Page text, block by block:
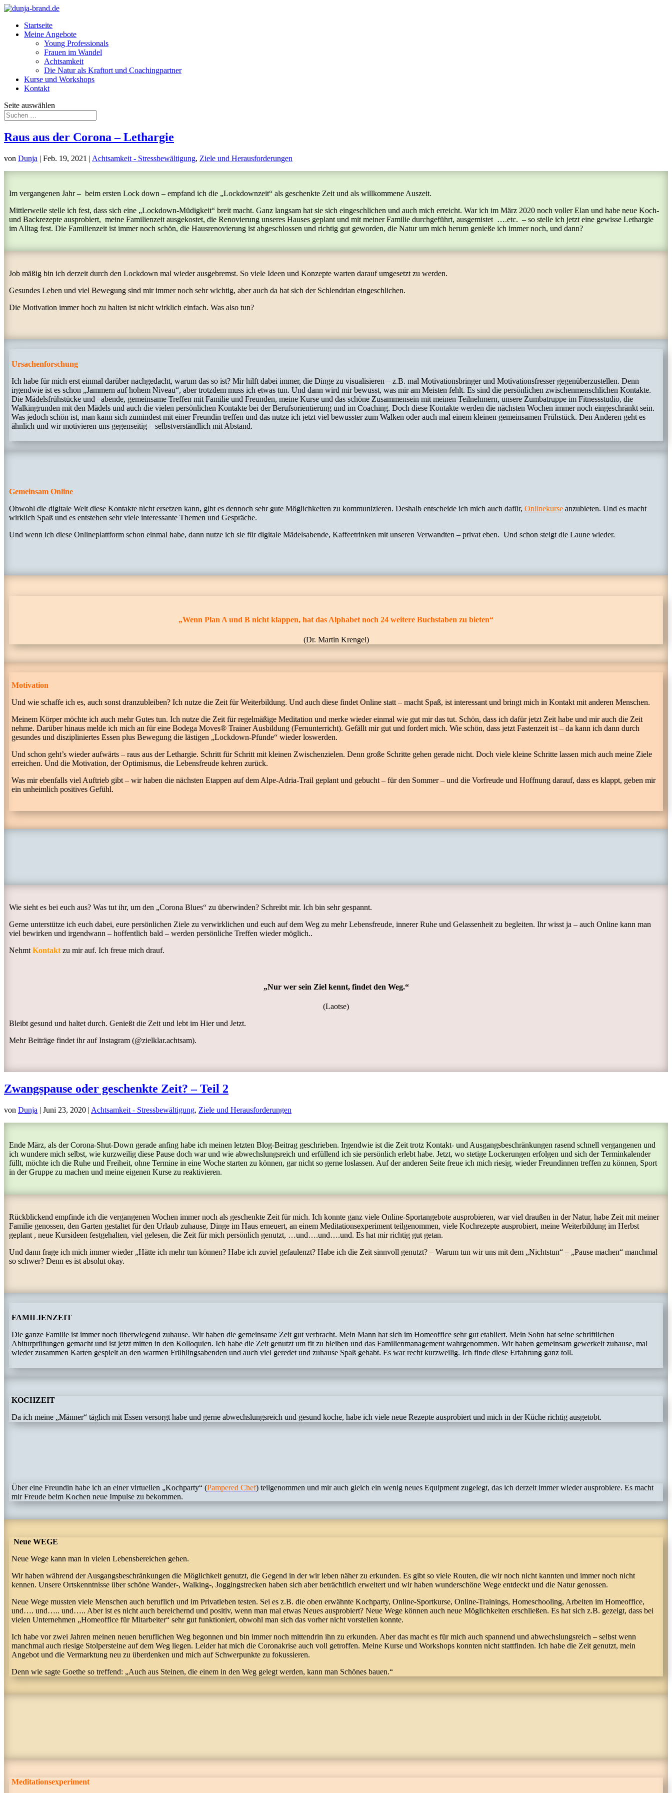
Startseite
Meine Angebote
Young Professionals
Frauen im Wandel
Achtsamkeit
Die Natur als Kraftort und Coachingpartner
Kurse und Workshops
Kontakt
Seite auswählen
Raus aus der Corona – Lethargie
von Dunja | Feb. 19, 2021 | Achtsamkeit - Stressbewältigung, Ziele und Herausforderungen
Im vergangenen Jahr – beim ersten Lock down – empfand ich die „Lockdownzeit“ als geschenkte Zeit und als willkommene Auszeit.
Mittlerweile stelle ich fest, dass sich eine „Lockdown-Müdigkeit“ breit macht. Ganz langsam hat sie sich eingeschlichen und auch mich erreicht. War ich im März 2020 noch voller Elan und habe neue Koch-
und Backrezepte ausprobiert, meine Familienzeit ausgekostet, die Renovierung unseres Hauses geplant und mit meiner Familie durchgeführt, ausgemistet ….etc. – so stelle ich jetzt eine gewisse Lethargie
im Alltag fest. Die Familienzeit ist immer noch schön, die Hausrenovierung ist abgeschlossen und richtig gut geworden, die Natur um mich herum genieße ich immer noch, und dann?
Job mäßig bin ich derzeit durch den Lockdown mal wieder ausgebremst. So viele Ideen und Konzepte warten darauf umgesetzt zu werden.
Gesundes Leben und viel Bewegung sind mir immer noch sehr wichtig, aber auch da hat sich der Schlendrian eingeschlichen.
Die Motivation immer hoch zu halten ist nicht wirklich einfach. Was also tun?
Ursachenforschung
Ich habe für mich erst einmal darüber nachgedacht, warum das so ist? Mir hilft dabei immer, die Dinge zu visualisieren – z.B. mal Motivationsbringer und Motivationsfresser gegenüberzustellen. Denn
irgendwie ist es schon „Jammern auf hohem Niveau“, aber trotzdem muss ich etwas tun. Und dann wird mir bewusst, was mir am Meisten fehlt. Es sind die persönlichen zwischenmenschlichen Kontakte.
Die Mädelsfrühstücke und –abende, gemeinsame Treffen mit Familie und Freunden, meine Kurse und das schöne Zusammensein mit meinen Teilnehmern, unsere Zumbatruppe im Fitnessstudio, die
Walkingrunden mit den Mädels und auch die vielen persönlichen Kontakte bei der Berufsorientierung und im Coaching. Doch diese Kontakte werden die nächsten Wochen immer noch eingeschränkt sein.
Was jedoch schön ist, man kann sich zumindest mit einer Freundin treffen und das nutze ich jetzt viel bewusster zum Walken oder auch mal einem kleinen gemeinsamen Frühstück. Den Anderen geht es
ähnlich und wir motivieren uns gegenseitig – selbstverständlich mit Abstand.
Gemeinsam Online
Obwohl die digitale Welt diese Kontakte nicht ersetzen kann, gibt es dennoch sehr gute Möglichkeiten zu kommunizieren. Deshalb entscheide ich mich auch dafür, Onlinekurse anzubieten. Und es macht
wirklich Spaß und es entstehen sehr viele interessante Themen und Gespräche.
Und wenn ich diese Onlineplattform schon einmal habe, dann nutze ich sie für digitale Mädelsabende, Kaffeetrinken mit unseren Verwandten – privat eben. Und schon steigt die Laune wieder.
„Wenn Plan A und B nicht klappen, hat das Alphabet noch 24 weitere Buchstaben zu bieten“
(Dr. Martin Krengel)
Motivation
Und wie schaffe ich es, auch sonst dranzubleiben? Ich nutze die Zeit für Weiterbildung. Und auch diese findet Online statt – macht Spaß, ist interessant und bringt mich in Kontakt mit anderen Menschen.
Meinem Körper möchte ich auch mehr Gutes tun. Ich nutze die Zeit für regelmäßige Meditation und merke wieder einmal wie gut mir das tut. Schön, dass ich dafür jetzt Zeit habe und mir auch die Zeit
nehme. Darüber hinaus melde ich mich an für eine Bodega Moves® Trainer Ausbildung (Fernunterricht). Gefällt mir gut und fordert mich. Wie schön, dass jetzt Fastenzeit ist – da kann ich dann durch
gesundes und diszipliniertes Essen plus Bewegung die lästigen „Lockdown-Pfunde“ wieder loswerden.
Und schon geht’s wieder aufwärts – raus aus der Lethargie. Schritt für Schritt mit kleinen Zwischenzielen. Denn große Schritte gehen gerade nicht. Doch viele kleine Schritte lassen mich auch meine Ziele
erreichen. Und die Motivation, der Optimismus, die Lebensfreude kehren zurück.
Was mir ebenfalls viel Auftrieb gibt – wir haben die nächsten Etappen auf dem Alpe-Adria-Trail geplant und gebucht – für den Sommer – und die Vorfreude und Hoffnung darauf, dass es klappt, geben mir
ein unheimlich positives Gefühl.
Wie sieht es bei euch aus? Was tut ihr, um den „Corona Blues“ zu überwinden? Schreibt mir. Ich bin sehr gespannt.
Gerne unterstütze ich euch dabei, eure persönlichen Ziele zu verwirklichen und euch auf dem Weg zu mehr Lebensfreude, innerer Ruhe und Gelassenheit zu begleiten. Ihr wisst ja – auch Online kann man
viel bewirken und irgendwann – hoffentlich bald – werden persönliche Treffen wieder möglich..
Nehmt Kontakt zu mir auf. Ich freue mich drauf.
„Nur wer sein Ziel kennt, findet den Weg.“
(Laotse)
Bleibt gesund und haltet durch. Genießt die Zeit und lebt im Hier und Jetzt.
Mehr Beiträge findet ihr auf Instagram (@zielklar.achtsam).
Zwangspause oder geschenkte Zeit? – Teil 2
von Dunja | Juni 23, 2020 | Achtsamkeit - Stressbewältigung, Ziele und Herausforderungen
Ende März, als der Corona-Shut-Down gerade anfing habe ich meinen letzten Blog-Beitrag geschrieben. Irgendwie ist die Zeit trotz Kontakt- und Ausgangsbeschränkungen rasend schnell vergangenen und
ich wundere mich selbst, wie kurzweilig diese Pause doch war und wie abwechslungsreich und erfüllend ich sie persönlich erlebt habe. Jetzt, wo stetige Lockerungen erfolgen und sich der Terminkalender
füllt, möchte ich die Ruhe und Freiheit, ohne Termine in eine Woche starten zu können, gar nicht so gerne loslassen. Auf der anderen Seite freue ich mich riesig, wieder Freundinnen treffen zu können, Sport
in der Gruppe zu machen und meine eigenen Kurse zu reaktivieren.
Rückblickend empfinde ich die vergangenen Wochen immer noch als geschenkte Zeit für mich. Ich konnte ganz viele Online-Sportangebote ausprobieren, war viel draußen in der Natur, habe Zeit mit meiner
Familie genossen, den Garten gestaltet für den Urlaub zuhause, Dinge im Haus erneuert, an einem Meditationsexperiment teilgenommen, viele Kochrezepte ausprobiert, meine Weiterbildung im Herbst
geplant , neue Kursideen festgehalten, viel gelesen, die Zeit für mich persönlich genutzt, …und….und….und. Es hat mir richtig gut getan.
Und dann frage ich mich immer wieder „Hätte ich mehr tun können? Habe ich zuviel gefaulenzt? Habe ich die Zeit sinnvoll genutzt? – Warum tun wir uns mit dem „Nichtstun“ – „Pause machen“ manchmal
so schwer? Denn es ist absolut okay.
FAMILIENZEIT
Die ganze Familie ist immer noch überwiegend zuhause. Wir haben die gemeinsame Zeit gut verbracht. Mein Mann hat sich im Homeoffice sehr gut etabliert. Mein Sohn hat seine schriftlichen
Abiturprüfungen gemacht und ist jetzt mitten in den Kolloquien. Ich habe die Zeit genutzt um fit zu bleiben und das Familienmanagement wahrgenommen. Wir haben gemeinsam gewerkelt zuhause, mal
wieder zusammen Karten gespielt an den warmen Frühlingsabenden und auch viel geredet und zuhause Spaß gehabt. Es war recht kurzweilig. Ich finde diese Erfahrung ganz toll.
KOCHZEIT
Da ich meine „Männer“ täglich mit Essen versorgt habe und gerne abwechslungsreich und gesund koche, habe ich viele neue Rezepte ausprobiert und mich in der Küche richtig ausgetobt.
Über eine Freundin habe ich an einer virtuellen „Kochparty“ (Pampered Chef) teilgenommen und mir auch gleich ein wenig neues Equipment zugelegt, das ich derzeit immer wieder ausprobiere. Es macht
mir Freude beim Kochen neue Impulse zu bekommen.
Neue WEGE
Neue Wege kann man in vielen Lebensbereichen gehen.
Wir haben während der Ausgangsbeschränkungen die Möglichkeit genutzt, die Gegend in der wir leben näher zu erkunden. Es gibt so viele Routen, die wir noch nicht kannten und immer noch nicht
kennen. Unsere Ortskenntnisse über schöne Wander-, Walking-, Joggingstrecken haben sich aber beträchtlich erweitert und wir haben wunderschöne Wege entdeckt und die Natur genossen.
Neue Wege mussten viele Menschen auch beruflich und im Privatleben testen. Sei es z.B. die oben erwähnte Kochparty, Online-Sportkurse, Online-Trainings, Homeschooling, Arbeiten im Homeoffice,
und…. und….. und….. Aber ist es nicht auch bereichernd und positiv, wenn man mal etwas Neues ausprobiert? Neue Wege können auch neue Möglichkeiten erschließen. Es hat sich z.B. gezeigt, dass bei
vielen Unternehmen „Homeoffice für Mitarbeiter“ sehr gut funktioniert, obwohl man sich das vorher nicht vorstellen konnte.
Ich habe vor zwei Jahren meinen neuen beruflichen Weg begonnen und bin immer noch mittendrin ihn zu erkunden. Aber das macht es für mich auch spannend und abwechslungsreich – selbst wenn
manchmal auch riesige Stolpersteine auf dem Weg liegen. Leider hat mich die Coronakrise auch voll getroffen. Meine Kurse und Workshops konnten nicht stattfinden. Ich habe die Zeit genutzt, mein
Angebot und die Vermarktung neu zu überdenken und mich auf Schwerpunkte zu fokussieren.
Denn wie sagte Goethe so treffend: „Auch aus Steinen, die einem in den Weg gelegt werden, kann man Schönes bauen.“
Meditationsexperiment